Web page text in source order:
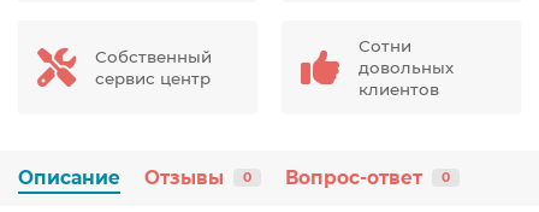
Собственный
сервис центр
Сотни
довольных
клиентов
Описание Отзывы 0 Вопрос-ответ 0